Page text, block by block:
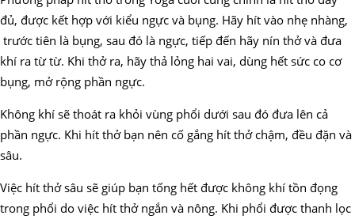
đủ, được kết hợp với kiểu ngực và bụng. Hãy hít vào nhẹ nhàng,
trước tiên là bụng, sau đó là ngực, tiếp đến hãy nín thở và đưa
khí ra từ từ. Khi thở ra, hãy thả lỏng hai vai, dùng hết sức co cơ
bụng, mở rộng phần ngực.
Không khí sẽ thoát ra khỏi vùng phổi dưới sau đó đưa lên cả
phần ngực. Khi hít thở bạn nên cố gắng hít thở chậm, đều đặn và
sâu.
Việc hít thở sâu sẽ giúp bạn tống hết được không khí tồn đọng
trong phổi do việc hít thở ngắn và nông. Khi phổi được thanh lọc